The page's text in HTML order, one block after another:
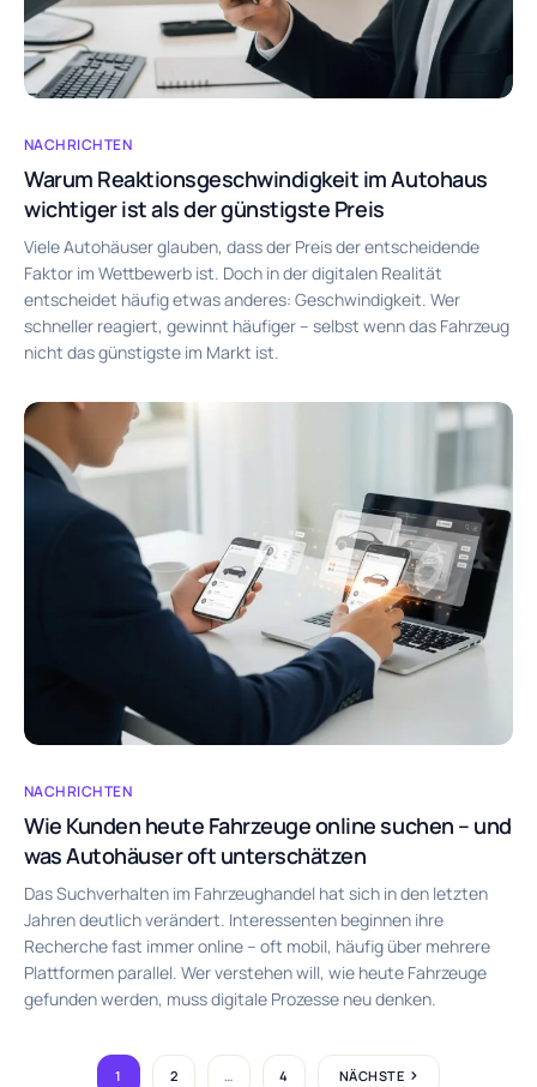
NACHRICHTEN
Warum Reaktionsgeschwindigkeit im Autohaus
wichtiger ist als der günstigste Preis
Viele Autohäuser glauben, dass der Preis der entscheidende
Faktor im Wettbewerb ist. Doch in der digitalen Realität
entscheidet häufig etwas anderes: Geschwindigkeit. Wer
schneller reagiert, gewinnt häufiger – selbst wenn das Fahrzeug
nicht das günstigste im Markt ist.
NACHRICHTEN
Wie Kunden heute Fahrzeuge online suchen – und
was Autohäuser oft unterschätzen
Das Suchverhalten im Fahrzeughandel hat sich in den letzten
Jahren deutlich verändert. Interessenten beginnen ihre
Recherche fast immer online – oft mobil, häufig über mehrere
Plattformen parallel. Wer verstehen will, wie heute Fahrzeuge
gefunden werden, muss digitale Prozesse neu denken.
1 2 … 4 NÄCHSTE